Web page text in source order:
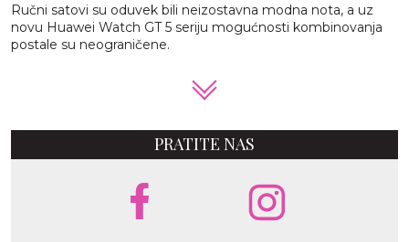
Ručni satovi su oduvek bili neizostavna modna nota, a uz
novu Huawei Watch GT 5 seriju mogućnosti kombinovanja
postale su neograničene.
PRATITE NAS